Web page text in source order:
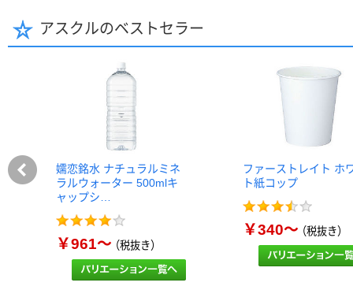
アスクルのベストセラー
嬬恋銘水 ナチュラルミネ
ラルウォーター 500mlキ
ャップシ…
￥961～（税抜き）
ファーストレイト ホ
ト紙コップ
￥340～（税抜き）